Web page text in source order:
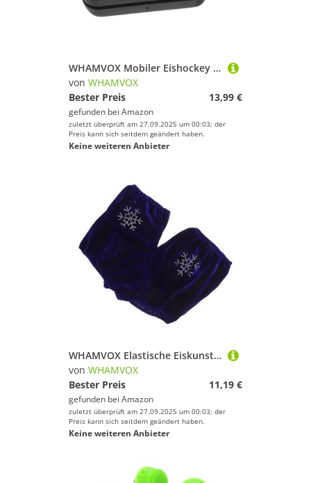
WHAMVOX Mobiler Eishockey schlittschuh Schärfgerät Kompakter Langlebiger Diamantschleifer für Schnelle Kufen schärfung Praktisches Schlittschuh schärfwerkzeug für Eiskunstlauf und Hockey
von WHAMVOX
Bester Preis
13,99 €
gefunden bei Amazon
zuletzt überprüft am 27.09.2025 um 00:03; der
Preis kann sich seitdem geändert haben.
Keine weiteren Anbieter
WHAMVOX Elastische Eiskunstlauf Schuhüberzieher mit Diamantbesatz Schützende und Bequeme Schlittschuh Rollschuh Covers Modischer Blauer Überzug für Jugendliche und Erwachsene Mittlere
von WHAMVOX
Bester Preis
11,19 €
gefunden bei Amazon
zuletzt überprüft am 27.09.2025 um 00:03; der
Preis kann sich seitdem geändert haben.
Keine weiteren Anbieter